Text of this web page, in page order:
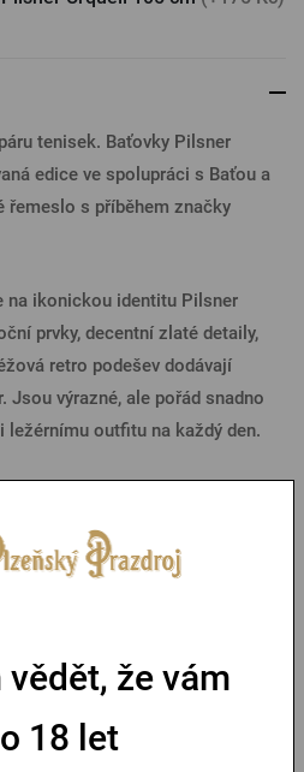
tenisek. Baťovky Pilsner
edice ve spolupráci s Baťou a
řemeslo s příběhem značky
na ikonickou identitu Pilsner
prvky, decentní zlaté detaily,
retro podešev dodávají
výrazné, ale pořád snadno
outfitu na každý den.
které spojují tradici, styl a
že vám
18 let